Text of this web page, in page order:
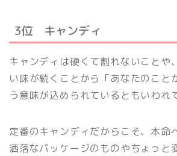
3位 キャンディ
キャンディは硬くて割れないことや
い味が続くことから「あなたのこと
う意味が込められているともいわれ
定番のキャンディだからこそ、本命
洒落なパッケージのものやちょっと